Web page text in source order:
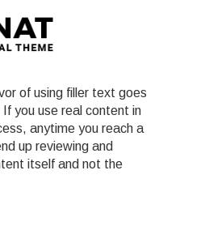
of using filler text goes
you use real content in
anytime you reach a
up reviewing and
itself and not the